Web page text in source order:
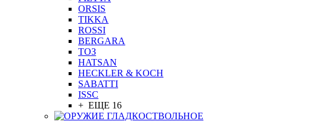
ORSIS
TIKKA
ROSSI
BERGARA
ТОЗ
HATSAN
HECKLER & KOCH
SABATTI
ISSC
+ ЕЩЕ 16